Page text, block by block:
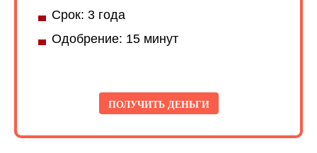
Срок: 3 года
Одобрение: 15 минут
ПОЛУЧИТЬ ДЕНЬГИ